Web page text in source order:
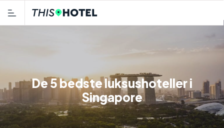
De 5 bedste luksushoteller i
Singapore